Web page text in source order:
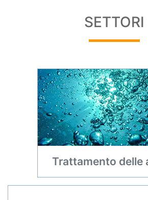
SETTORI
Trattamento delle